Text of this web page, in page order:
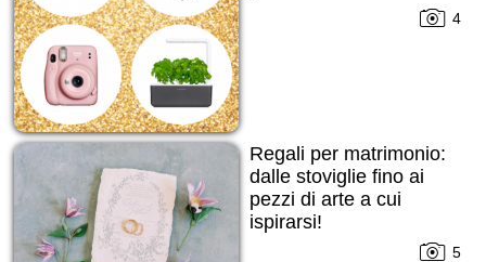
4
Regali per matrimonio:
dalle stoviglie fino ai
pezzi di arte a cui
ispirarsi!
5